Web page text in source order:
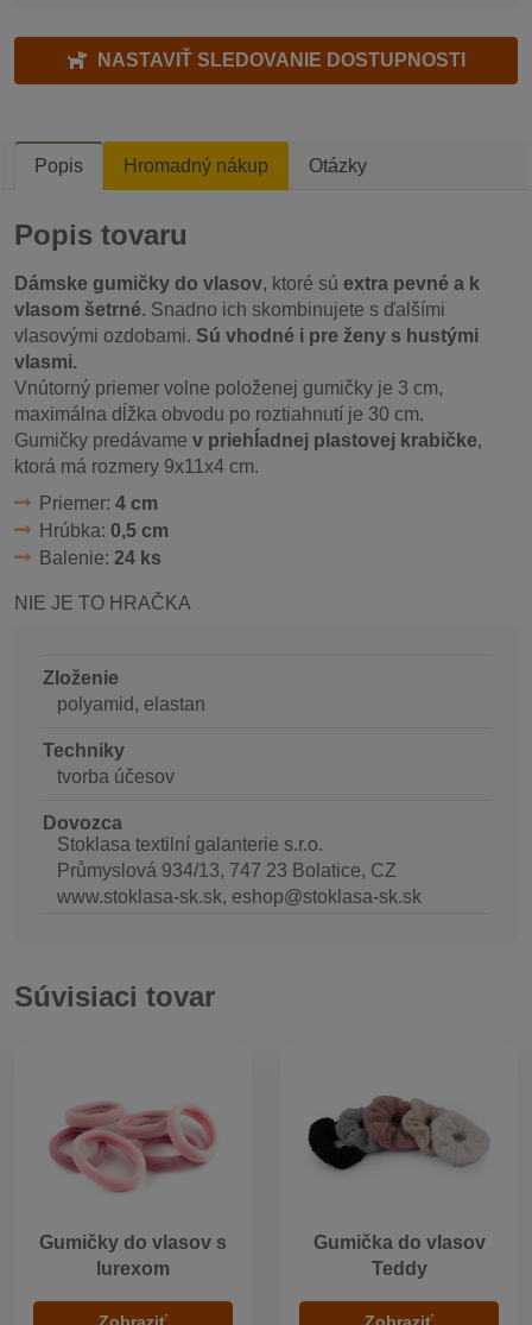
NASTAVIŤ SLEDOVANIE DOSTUPNOSTI
Popis Hromadný nákup Otázky
Popis tovaru
Dámske gumičky do vlasov, ktoré sú extra pevné a k
vlasom šetrné. Snadno ich skombinujete s ďalšími
vlasovými ozdobami. Sú vhodné i pre ženy s hustými
vlasmi.
Vnútorný priemer volne položenej gumičky je 3 cm,
maximálna dĺžka obvodu po roztiahnutí je 30 cm.
Gumičky predávame v priehĺadnej plastovej krabičke,
ktorá má rozmery 9x11x4 cm.
Priemer: 4 cm
Hrúbka: 0,5 cm
Balenie: 24 ks
NIE JE TO HRAČKA
Zloženie
polyamid, elastan
Techniky
tvorba účesov
Dovozca
Stoklasa textilní galanterie s.r.o.
Průmyslová 934/13, 747 23 Bolatice, CZ
www.stoklasa-sk.sk, eshop@stoklasa-sk.sk
Súvisiaci tovar
Gumičky do vlasov s
lurexom
Zobraziť
Gumička do vlasov
Teddy
Zobraziť